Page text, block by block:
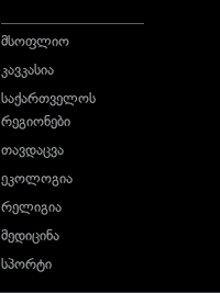
მსოფლიო
კავკასია
საქართველოს
რეგიონები
თავდაცვა
ეკოლოგია
რელიგია
მედიცინა
სპორტი